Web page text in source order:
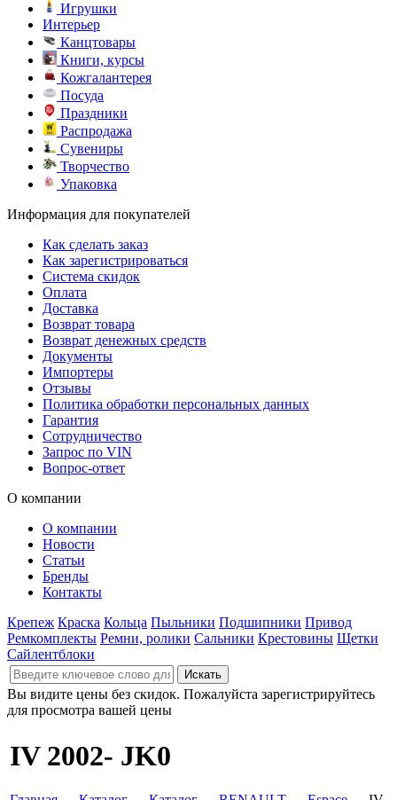
Игрушки
Интерьер
Канцтовары
Книги, курсы
Кожгалантерея
Посуда
Праздники
Распродажа
Сувениры
Творчество
Упаковка
Информация для покупателей
Как сделать заказ
Как зарегистрироваться
Система скидок
Оплата
Доставка
Возврат товара
Возврат денежных средств
Документы
Импортеры
Отзывы
Политика обработки персональных данных
Гарантия
Сотрудничество
Запрос по VIN
Вопрос-ответ
О компании
О компании
Новости
Статьи
Бренды
Контакты
Крепеж Краска Кольца Пыльники Подшипники Привод
Ремкомплекты Ремни, ролики Сальники Крестовины Щетки
Сайлентблоки
Вы видите цены без скидок. Пожалуйста зарегистрируйтесь
для просмотра вашей цены
IV 2002- JK0